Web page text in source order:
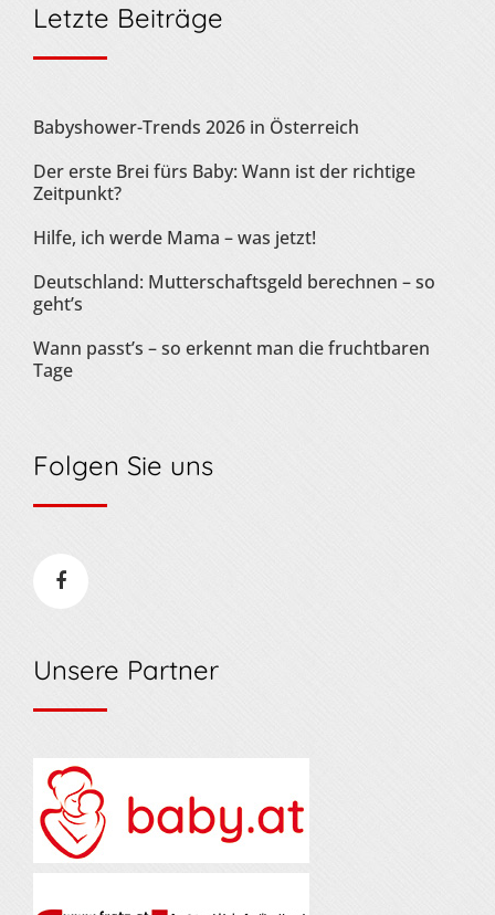
Letzte Beiträge
Babyshower-Trends 2026 in Österreich
Der erste Brei fürs Baby: Wann ist der richtige
Zeitpunkt?
Hilfe, ich werde Mama – was jetzt!
Deutschland: Mutterschaftsgeld berechnen – so
geht’s
Wann passt’s – so erkennt man die fruchtbaren
Tage
Folgen Sie uns
Unsere Partner